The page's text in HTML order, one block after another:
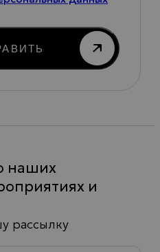
наших
и
рассылку